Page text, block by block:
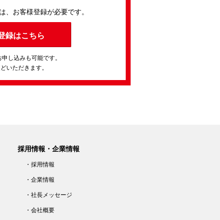
、お客様登録が必要です。
録はこちら
し込みも可能です。
いただきます。
採用情報・企業情報
・採用情報
・企業情報
・社長メッセージ
・会社概要